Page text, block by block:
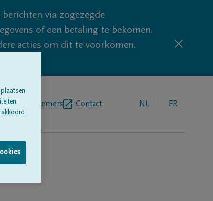
via zogezegde
of een betaling te bekomen.
acties om dit te voorkomen.
Contact NL FR